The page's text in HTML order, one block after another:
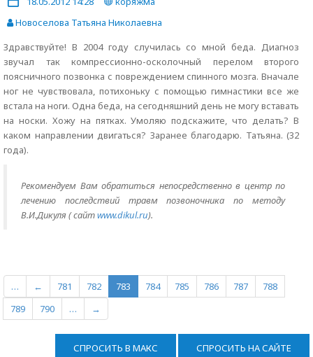
Новоселова Татьяна Николаевна
Здравствуйте! В 2004 году случилась со мной беда. Диагноз
звучал так компрессионно-осколочный перелом второго
поясничного позвонка с повреждением спинного мозга. Вначале
ног не чувствовала, потихоньку с помощью гимнастики все же
встала на ноги. Одна беда, на сегодняшний день не могу вставать
на носки. Хожу на пятках. Умоляю подскажите, что делать? В
каком направлении двигаться? Заранее благодарю. Татьяна. (32
года).
Рекомендуем Вам обратиться непосредственно в центр по
лечению последствий травм позвоночника по методу
В.И.Дикуля ( сайтwww.dikul.ru).
… ← 781 782 783 784 785 786 787
788
789
790 … →
СПРОСИТЬ В МАКС СПРОСИТЬ НА САЙТЕ